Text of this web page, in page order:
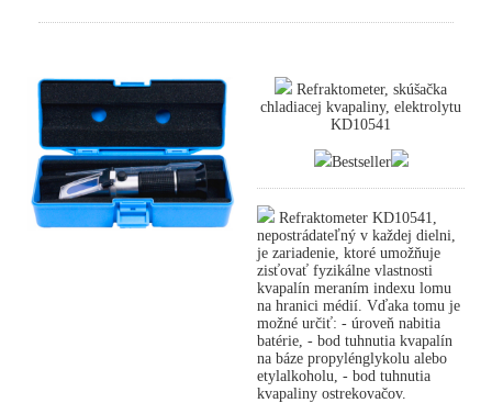
Refraktometer, skúšačka
chladiacej kvapaliny, elektrolytu
KD10541
Bestseller
Refraktometer KD10541,
nepostrádateľný v každej dielni,
je zariadenie, ktoré umožňuje
zisťovať fyzikálne vlastnosti
kvapalín meraním indexu lomu
na hranici médií. Vďaka tomu je
možné určiť: - úroveň nabitia
batérie, - bod tuhnutia kvapalín
na báze propylénglykolu alebo
etylalkoholu, - bod tuhnutia
kvapaliny ostrekovačov.